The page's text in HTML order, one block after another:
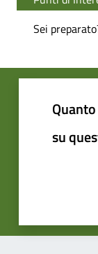
Sei
su